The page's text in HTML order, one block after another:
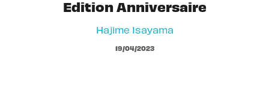
Edition Anniversaire
Hajime Isayama
19/04/2023